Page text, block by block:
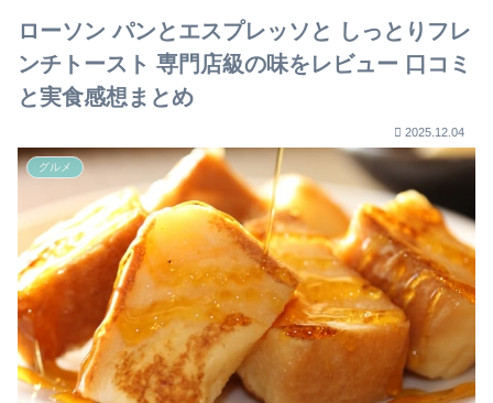
ローソン パンとエスプレッソと しっとりフレ
ンチトースト 専門店級の味をレビュー 口コミ
と実食感想まとめ
2025.12.04
グルメ